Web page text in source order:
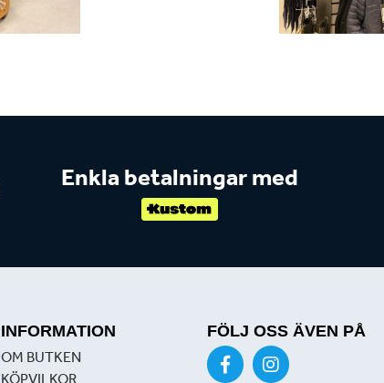
Enkla betalningar med
INFORMATION
OM BUTKEN
KÖPVILKOR
FÖLJ OSS ÄVEN PÅ